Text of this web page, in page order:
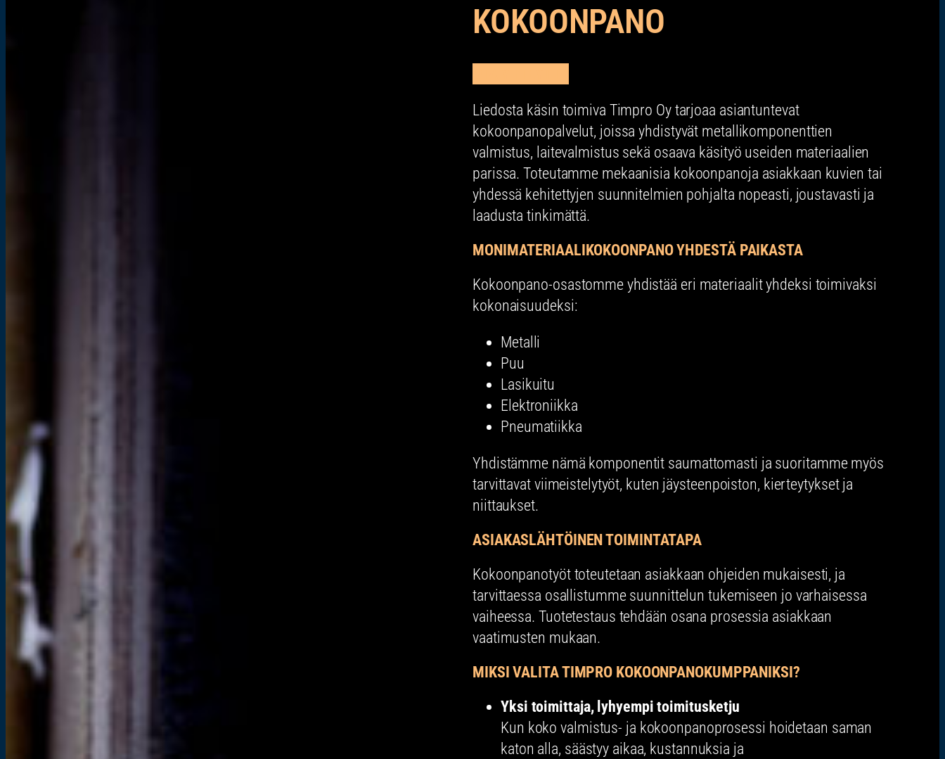
KOKOONPANO
Liedosta käsin toimiva Timpro Oy tarjoaa asiantuntevat
kokoonpanopalvelut, joissa yhdistyvät metallikomponenttien
valmistus, laitevalmistus sekä osaava käsityö useiden materiaalien
parissa. Toteutamme mekaanisia kokoonpanoja asiakkaan kuvien tai
yhdessä kehitettyjen suunnitelmien pohjalta nopeasti, joustavasti ja
laadusta tinkimättä.
MONIMATERIAALIKOKOONPANO YHDESTÄ PAIKASTA
Kokoonpano-osastomme yhdistää eri materiaalit yhdeksi toimivaksi
kokonaisuudeksi:
Metalli
Puu
Lasikuitu
Elektroniikka
Pneumatiikka
Yhdistämme nämä komponentit saumattomasti ja suoritamme myös
tarvittavat viimeistelytyöt, kuten jäysteenpoiston, kierteytykset ja
niittaukset.
ASIAKASLÄHTÖINEN TOIMINTATAPA
Kokoonpanotyöt toteutetaan asiakkaan ohjeiden mukaisesti, ja
tarvittaessa osallistumme suunnittelun tukemiseen jo varhaisessa
vaiheessa. Tuotetestaus tehdään osana prosessia asiakkaan
vaatimusten mukaan.
MIKSI VALITA TIMPRO KOKOONPANOKUMPPANIKSI?
Yksi toimittaja, lyhyempi toimitusketju
Kun koko valmistus- ja kokoonpanoprosessi hoidetaan saman
katon alla, säästyy aikaa, kustannuksia ja